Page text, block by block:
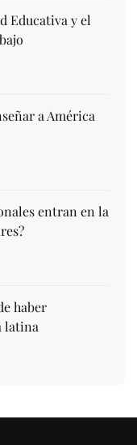
Educativa y el
a América
entran en la
haber
latina